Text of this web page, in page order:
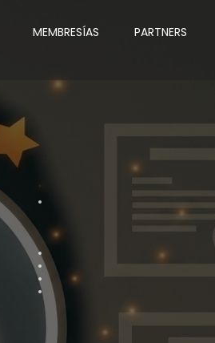
MEMBRESÍAS PARTNERS